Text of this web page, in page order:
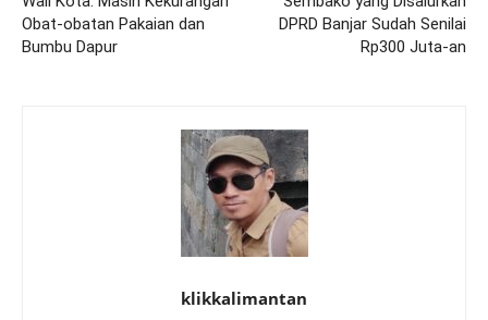
Obat-obatan Pakaian dan
Bumbu Dapur
DPRD Banjar Sudah Senilai
Rp300 Juta-an
klikkalimantan